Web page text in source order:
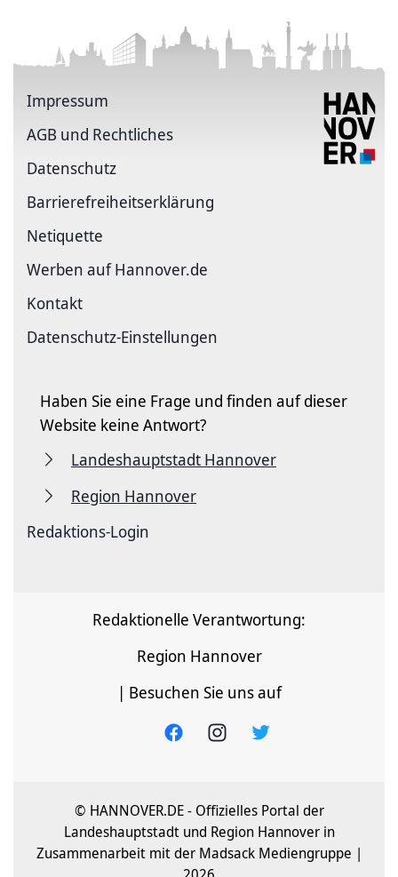
Impressum
AGB und Rechtliches
Datenschutz
Barriere­freiheits­erklärung
Netiquette
Werben auf Hannover.de
Kontakt
Datenschutz-Einstellungen
Haben Sie eine Frage und finden auf dieser
Website keine Antwort?
Landeshauptstadt Hannover
Region Hannover
Redaktions-Login
Redaktionelle Verantwortung:
Region Hannover
| Besuchen Sie uns auf
© HANNOVER.DE - Offizielles Portal der
Landeshauptstadt und Region Hannover in
Zusammenarbeit mit der Madsack Mediengruppe |